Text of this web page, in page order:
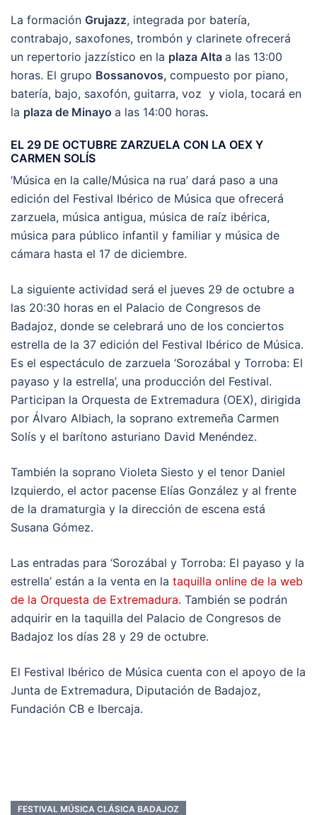
La formación Grujazz, integrada por batería,
contrabajo, saxofones, trombón y clarinete ofrecerá
un repertorio jazzístico en la plaza Alta a las 13:00
horas. El grupo Bossanovos, compuesto por piano,
batería, bajo, saxofón, guitarra, voz y viola, tocará en
la plaza de Minayo a las 14:00 horas.
EL 29 DE OCTUBRE ZARZUELA CON LA OEX Y
CARMEN SOLÍS
‘Música en la calle/Música na rua’ dará paso a una
edición del Festival Ibérico de Música que ofrecerá
zarzuela, música antigua, música de raíz ibérica,
música para público infantil y familiar y música de
cámara hasta el 17 de diciembre.
La siguiente actividad será el jueves 29 de octubre a
las 20:30 horas en el Palacio de Congresos de
Badajoz, donde se celebrará uno de los conciertos
estrella de la 37 edición del Festival Ibérico de Música.
Es el espectáculo de zarzuela ‘Sorozábal y Torroba: El
payaso y la estrella’, una producción del Festival.
Participan la Orquesta de Extremadura (OEX), dirigida
por Álvaro Albiach, la soprano extremeña Carmen
Solís y el barítono asturiano David Menéndez.
También la soprano Violeta Siesto y el tenor Daniel
Izquierdo, el actor pacense Elías González y al frente
de la dramaturgia y la dirección de escena está
Susana Gómez.
Las entradas para ‘Sorozábal y Torroba: El payaso y la
estrella’ están a la venta en la taquilla online de la web
de la Orquesta de Extremadura. También se podrán
adquirir en la taquilla del Palacio de Congresos de
Badajoz los días 28 y 29 de octubre.
El Festival Ibérico de Música cuenta con el apoyo de la
Junta de Extremadura, Diputación de Badajoz,
Fundación CB e Ibercaja.
FESTIVAL MÚSICA CLÁSICA BADAJOZ